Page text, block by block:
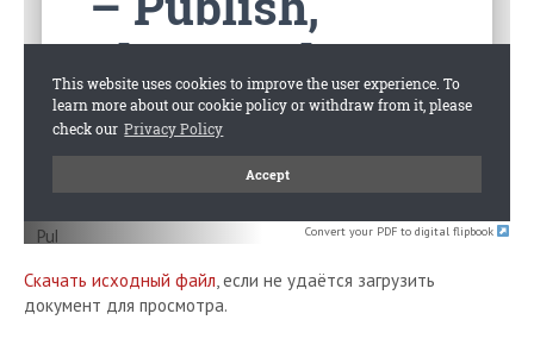
Convert your PDF to digital flipbook
Скачать исходный файл, если не удаётся загрузить
документ для просмотра.